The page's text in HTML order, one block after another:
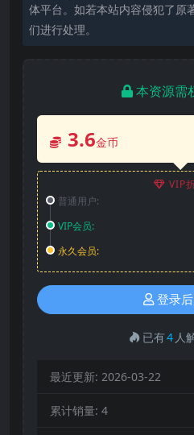
体平台。如若本站内容侵犯了原
们进行处理。
本资源需
3.6金币
VIP
普通用户:
VIP会员:
永久会员:
登录
已有4 人
最近更新: 2026-03-22
累计销量: 4